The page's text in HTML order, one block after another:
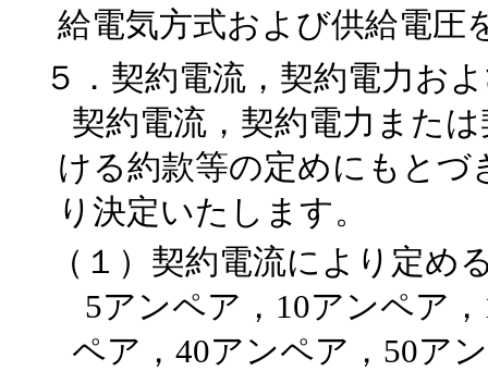
給電気方式および供給電圧
５．契約電流，契約電力お
契約電流，契約電力また
ける約款等の定めにもと
り決定いたします。
（１）契約電流により定め
5アンペア，10アンペア
ペア，40アンペア，50ア